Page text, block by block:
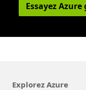
Essayez
Explorez Azure